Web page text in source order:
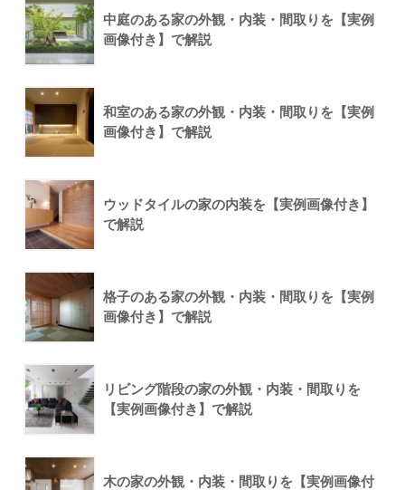
中庭のある家の外観・内装・間取りを【実例
画像付き】で解説
和室のある家の外観・内装・間取りを【実例
画像付き】で解説
ウッドタイルの家の内装を【実例画像付き】
で解説
格子のある家の外観・内装・間取りを【実例
画像付き】で解説
リビング階段の家の外観・内装・間取りを
【実例画像付き】で解説
木の家の外観・内装・間取りを【実例画像付